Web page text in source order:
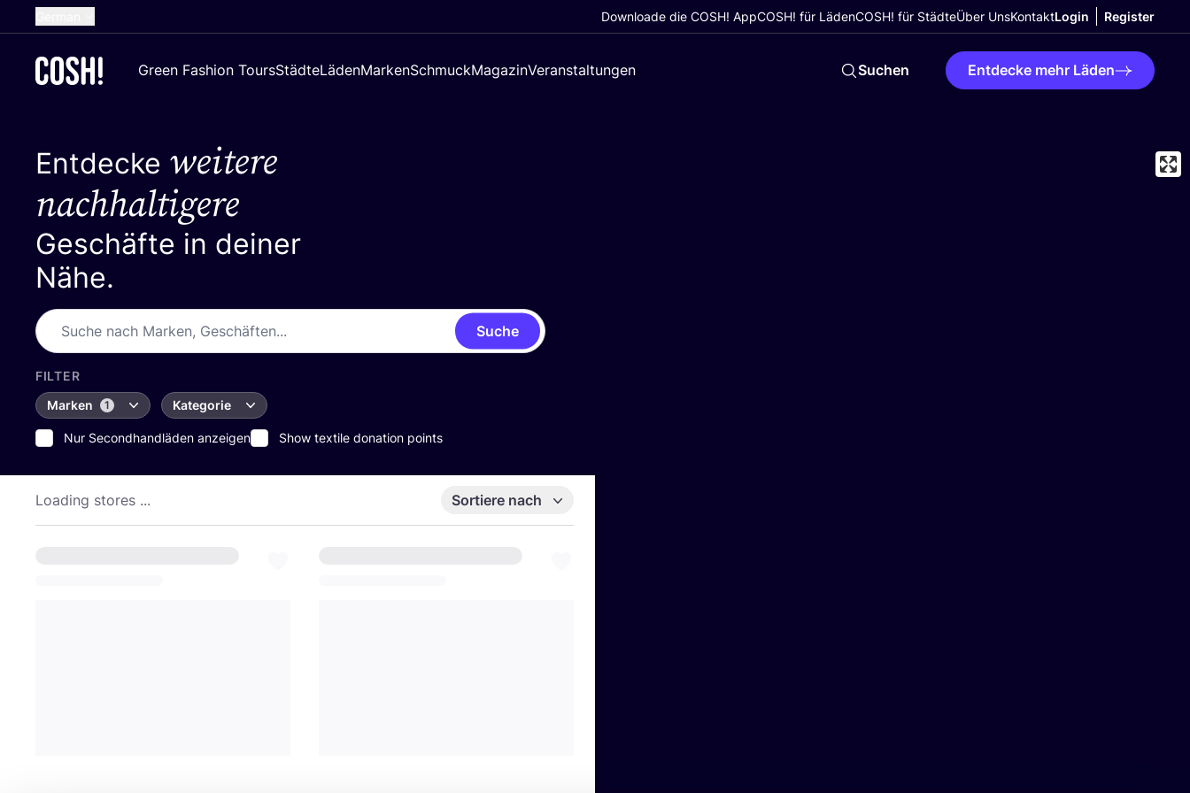
Dutch
Spanish
Downloade die COSH! AppCOSH! für LädenCOSH! für StädteÜber UnsKontaktLogin Register
Green Fashion ToursStädteLädenMarkenSchmuckMagazinVeranstaltungen Suchen Entdecke mehr Läden
Entdecke weitere
nachhaltigere
Geschäfte in deiner
Nähe.
Suche
FILTER
Marken
1 Kategorie
Nur Secondhandläden anzeigen Show textile donation points
Loading stores ... Sortiere nach